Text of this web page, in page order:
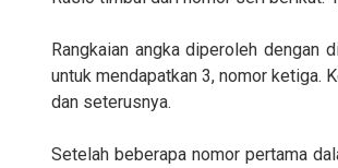
Rangkaian angka diperoleh dengan
untuk mendapatkan 3, nomor ketiga.
dan seterusnya.
Setelah beberapa nomor pertama